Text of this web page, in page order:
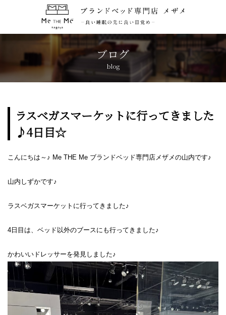
ブログ
blog
ラスベガスマーケットに行ってきました
♪4日目☆
こんにちは～♪ Me THE Me ブランドベッド専門店メザメの山内です♪
山内しずかです♪
ラスベガスマーケットに行ってきました♪
4日目は、ベッド以外のブースにも行ってきました♪
かわいいドレッサーを発見しました♪
トップページ TOP
CONCEPT
アクセス
おしらせ